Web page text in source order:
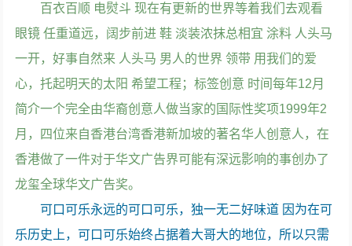
百衣百顺 电熨斗 现在有更新的世界等着我们去观看
眼镜 任重道远，阔步前进 鞋 淡装浓抹总相宜 涂料 人头马
一开，好事自然来 人头马 男人的世界 领带 用我们的爱
心，托起明天的太阳 希望工程；标签创意 时间每年12月
简介一个完全由华裔创意人做当家的国际性奖项1999年2
月，四位来自香港台湾香港新加坡的著名华人创意人，在
香港做了一件对于华文广告界可能有深远影响的事创办了
龙玺全球华文广告奖。
可口可乐永远的可口可乐，独一无二好味道 因为在可
乐历史上，可口可乐始终占据着大哥大的地位，所以只需